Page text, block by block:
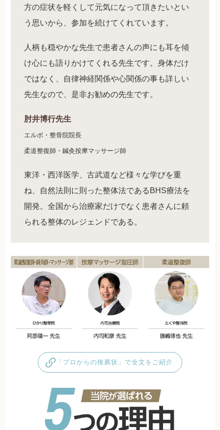
方の症状を軽くして元気になって頂きたいとい
う思いから、参加を続けてくれています。
人柄も穏やかな先生で患者さんの声にも耳を傾
け心にも語りかけてくれる先生です。身体だけ
ではなく、自律神経関係や心関係の事も詳しい
先生なので、是非お勧めの先生です。
肘井博行先生
エルボ・整骨院院長
柔道整復師・鍼灸按摩マッサージ師
東洋・西洋医学、古武道など様々な学びを重
ね、自然法則に則った整体法であるBHS療法を
開発。全国から治療家だけでなく患者さんに頼
られる整体のレジェンドである。
「プロからの推薦状」で全文をご紹介